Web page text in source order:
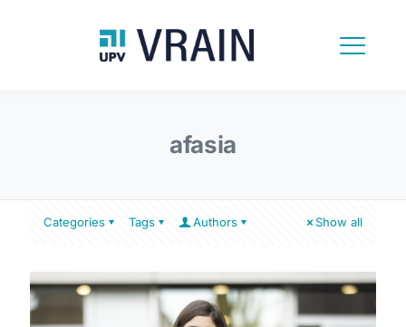
afasia
Categories Tags Authors Show all